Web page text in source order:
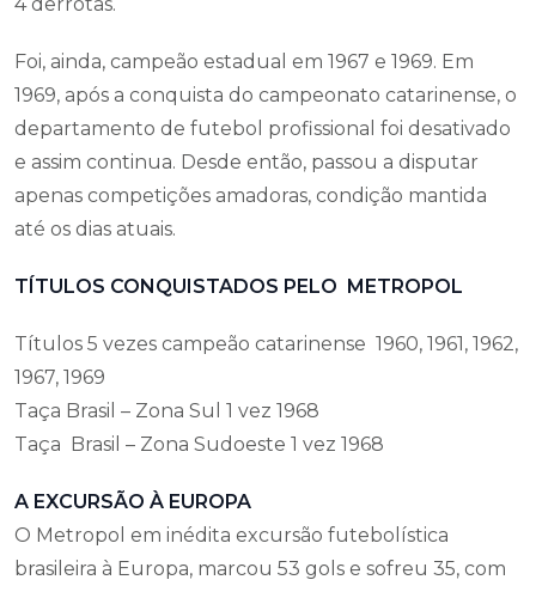
Foi, ainda, campeão estadual em 1967 e 1969. Em
1969, após a conquista do campeonato catarinense, o
departamento de futebol profissional foi desativado
e assim continua. Desde então, passou a disputar
apenas competições amadoras, condição mantida
até os dias atuais.
TÍTULOS CONQUISTADOS PELO METROPOL
Títulos 5 vezes campeão catarinense 1960, 1961, 1962,
1967, 1969
Taça Brasil – Zona Sul 1 vez 1968
Taça Brasil – Zona Sudoeste 1 vez 1968
A EXCURSÃO À EUROPA
O Metropol em inédita excursão futebolística
brasileira à Europa, marcou 53 gols e sofreu 35, com